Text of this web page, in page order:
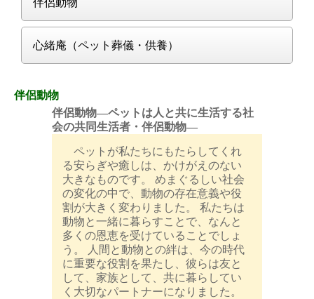
伴侶動物
心緒庵（ペット葬儀・供養）
伴侶動物
伴侶動物―ペットは人と共に生活する社
会の共同生活者・伴侶動物―
ペットが私たちにもたらしてくれ
る安らぎや癒しは、かけがえのない
大きなものです。 めまぐるしい社会
の変化の中で、動物の存在意義や役
割が大きく変わりました。 私たちは
動物と一緒に暮らすことで、なんと
多くの恩恵を受けていることでしょ
う。 人間と動物との絆は、今の時代
に重要な役割を果たし、彼らは友と
して、家族として、共に暮らしてい
く大切なパートナーになりました。